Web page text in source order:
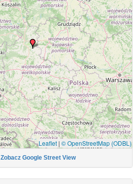
Leaflet | © OpenStreetMap (ODBL)
Zobacz Google Street View